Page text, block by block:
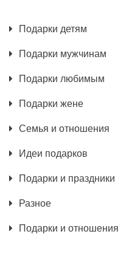
Подарки детям
Подарки мужчинам
Подарки любимым
Подарки жене
Семья и отношения
Идеи подарков
Подарки и праздники
Разное
Подарки и отношения